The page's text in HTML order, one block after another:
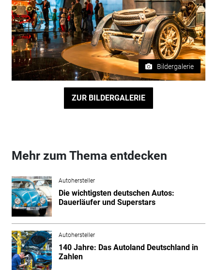
Bildergalerie
ZUR BILDERGALERIE
Mehr zum Thema entdecken
Autohersteller
Die wichtigsten deutschen Autos:
Dauerläufer und Superstars
Autohersteller
140 Jahre: Das Autoland Deutschland in
Zahlen